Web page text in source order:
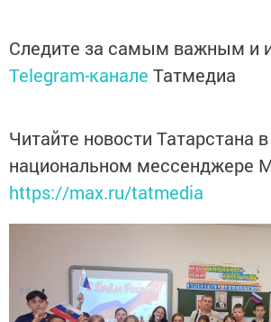
Следите за самым важным и
Telegram-канале Татмедиа
Читайте новости Татарстана в
национальном мессенджере
https://max.ru/tatmedia